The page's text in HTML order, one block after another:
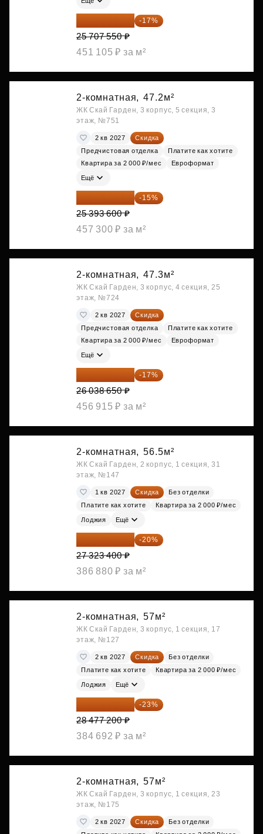
21 337 267 ₽ -17%
25 707 550 ₽
451 105 ₽ за м²
2-комнатная, 47.2м²
ЖК Скай Гарден, 3 корпус, 5 секция, 3
этаж, №751
2 кв 2027
Скидка
Предчистовая отделка
Платите как хотите
Квартира за 2 000 ₽/мес
Евроформат
Ещё
21 584 560 ₽ -15%
25 393 600 ₽
457 300 ₽ за м²
2-комнатная, 47.3м²
ЖК Скай Гарден, 3 корпус, 4 секция, 25
этаж, №724
2 кв 2027
Скидка
Предчистовая отделка
Платите как хотите
Квартира за 2 000 ₽/мес
Евроформат
Ещё
21 612 080 ₽ -17%
26 038 650 ₽
456 915 ₽ за м²
2-комнатная, 56.5м²
ЖК Скай Гарден, 2 корпус, 1 секция, 31
этаж, №147
1 кв 2027 Скидка
Без отделки
Платите как хотите
Квартира за 2 000 ₽/мес
Лоджия Ещё
21 858 720 ₽ -20%
27 323 400 ₽
386 880 ₽ за м²
2-комнатная, 57м²
ЖК Скай Гарден, 3 корпус, 1 секция, 17
этаж, №127
2 кв 2027 Скидка
Без отделки
Платите как хотите
Квартира за 2 000 ₽/мес
Лоджия Ещё
21 927 444 ₽ -23%
28 477 200 ₽
384 692 ₽ за м²
2-комнатная, 57м²
ЖК Скай Гарден, 3 корпус, 1 секция, 23
этаж, №175
2 кв 2027 Скидка
Без отделки